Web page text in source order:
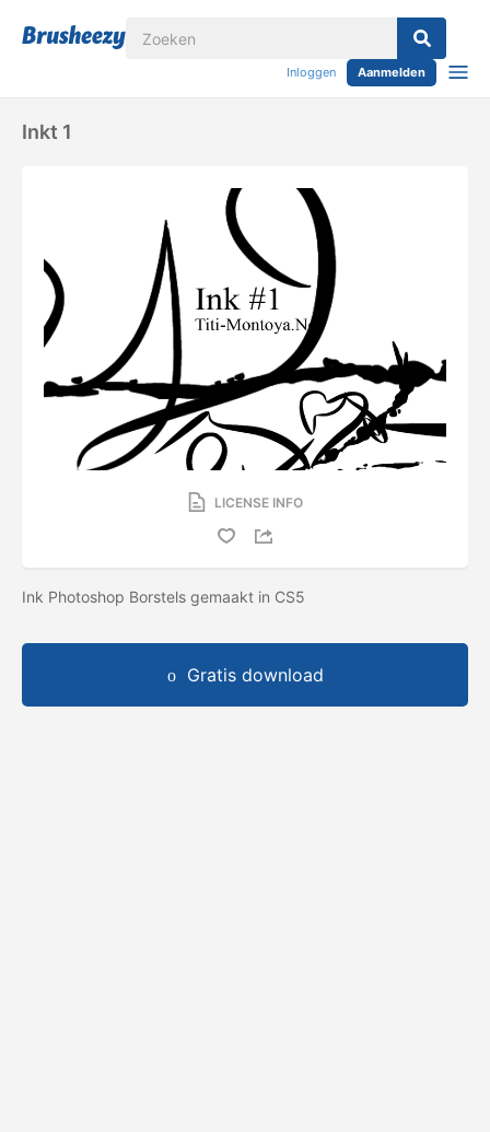
Inloggen Aanmelden
Inkt 1
LICENSE INFO
Ink Photoshop Borstels gemaakt in CS5
Gratis download